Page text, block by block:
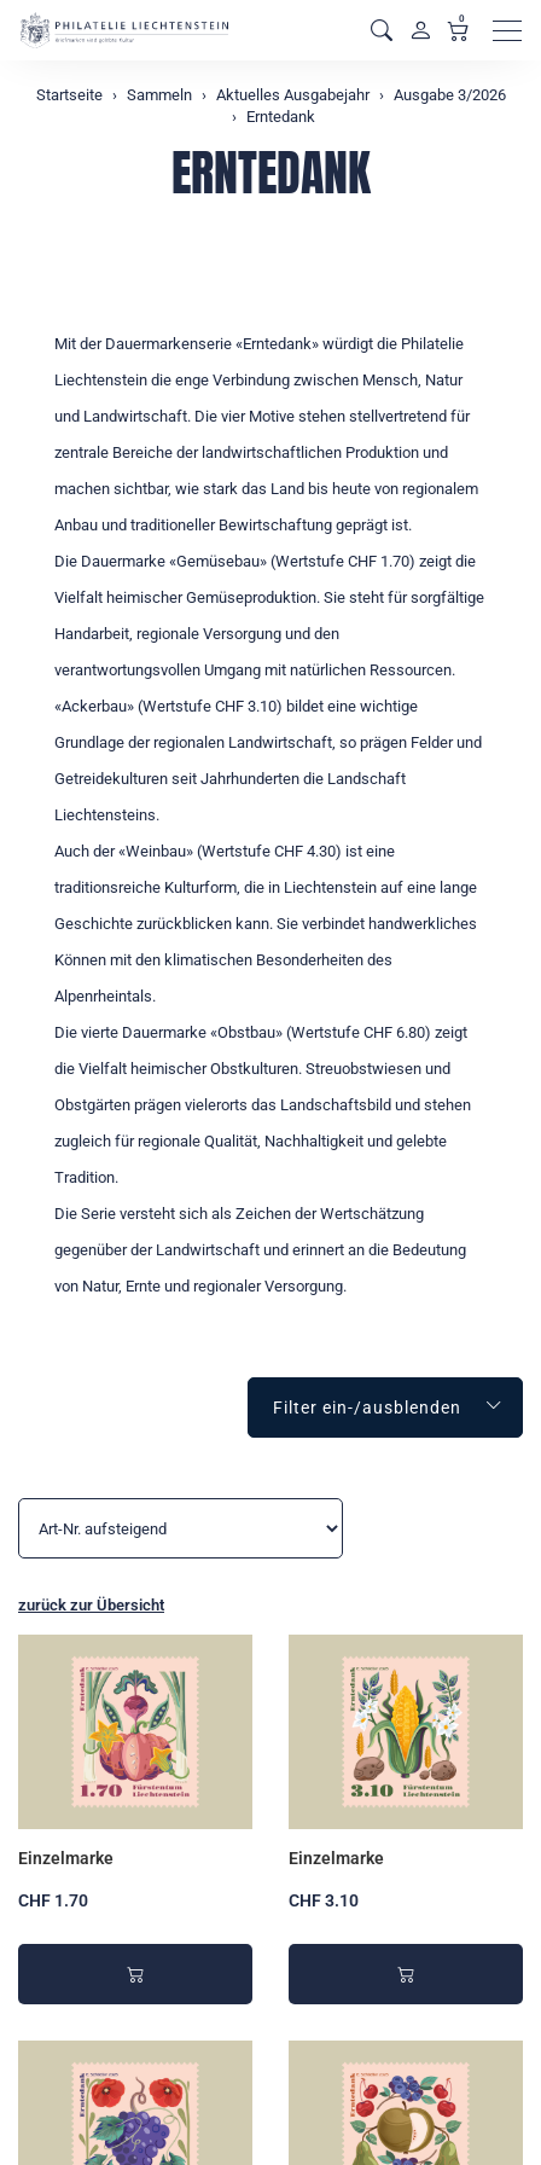
0
Startseite Sammeln Aktuelles Ausgabejahr
Ausgabe 3/2026
Erntedank
ERNTEDANK
Mit der Dauermarkenserie «Erntedank» würdigt die Philatelie
Liechtenstein die enge Verbindung zwischen Mensch, Natur
und Landwirtschaft. Die vier Motive stehen stellvertretend für
zentrale Bereiche der landwirtschaftlichen Produktion und
machen sichtbar, wie stark das Land bis heute von regionalem
Anbau und traditioneller Bewirtschaftung geprägt ist.
Die Dauermarke «Gemüsebau» (Wertstufe CHF 1.70) zeigt die
Vielfalt heimischer Gemüseproduktion. Sie steht für sorgfältige
Handarbeit, regionale Versorgung und den
verantwortungsvollen Umgang mit natürlichen Ressourcen.
«Ackerbau» (Wertstufe CHF 3.10) bildet eine wichtige
Grundlage der regionalen Landwirtschaft, so prägen Felder und
Getreidekulturen seit Jahrhunderten die Landschaft
Liechtensteins.
Auch der «Weinbau» (Wertstufe CHF 4.30) ist eine
traditionsreiche Kulturform, die in Liechtenstein auf eine lange
Geschichte zurückblicken kann. Sie verbindet handwerkliches
Können mit den klimatischen Besonderheiten des
Alpenrheintals.
Die vierte Dauermarke «Obstbau» (Wertstufe CHF 6.80) zeigt
die Vielfalt heimischer Obstkulturen. Streuobstwiesen und
Obstgärten prägen vielerorts das Landschaftsbild und stehen
zugleich für regionale Qualität, Nachhaltigkeit und gelebte
Tradition.
Die Serie versteht sich als Zeichen der Wertschätzung
gegenüber der Landwirtschaft und erinnert an die Bedeutung
von Natur, Ernte und regionaler Versorgung.
Filter ein-/ausblenden
zurück zur Übersicht
Einzelmarke
CHF 1.70
Einzelmarke
CHF 3.10